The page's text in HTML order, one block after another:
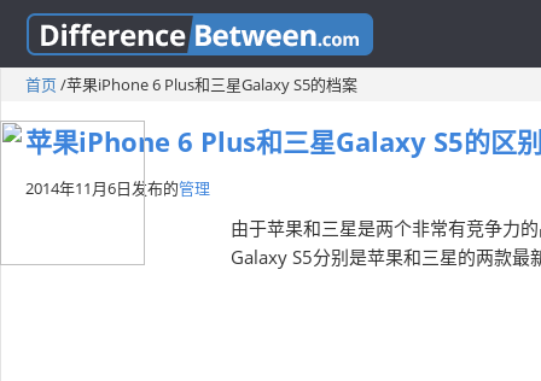
首页/苹果iPhone 6 Plus和三星Galaxy S5的档案
苹果iPhone 6 Plus和三星Galaxy S5的区
2014年11月6日发布的管理
由于苹果和三星是两个非常有竞争力
Galaxy S5分别是苹果和三星的两款